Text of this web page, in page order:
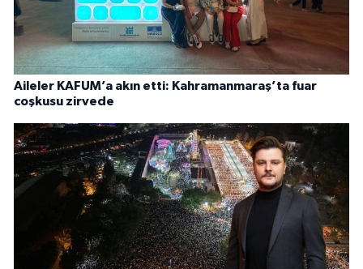
Aileler KAFUM’a akın etti: Kahramanmaraş’ta fuar
coşkusu zirvede